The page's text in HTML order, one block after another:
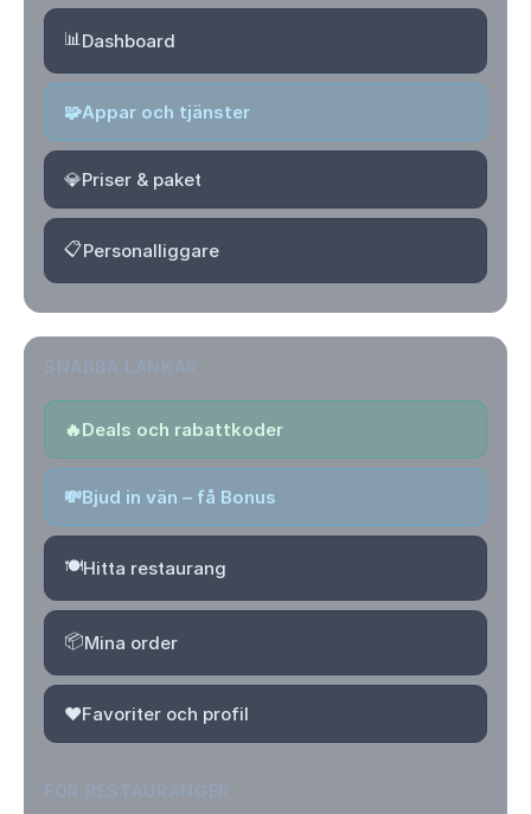
📊Dashboard
🧩Appar och tjänster
💎Priser & paket
📋Personalliggare
🔥Deals och rabattkoder
💸Bjud in vän – få Bonus
🍽️Hitta restaurang
📦Mina order
❤️Favoriter och profil